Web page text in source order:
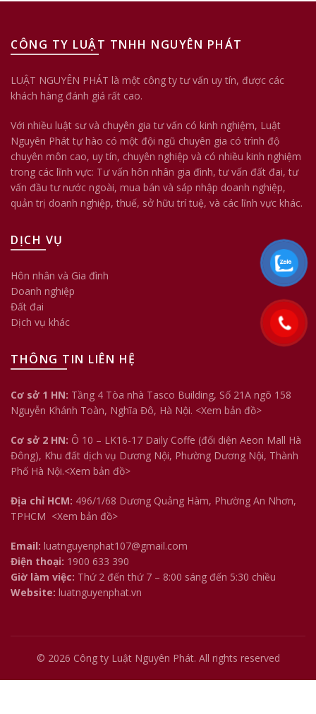
CÔNG TY LUẬT TNHH NGUYÊN PHÁT
LUẬT NGUYÊN PHÁT là một công ty tư vấn uy tín, được các
khách hàng đánh giá rất cao.
Với nhiều luật sư và chuyên gia tư vấn có kinh nghiệm, Luật
Nguyên Phát tự hào có một đội ngũ chuyên gia có trình độ
chuyên môn cao, uy tín, chuyên nghiệp và có nhiều kinh nghiệm
trong các lĩnh vực: Tư vấn hôn nhân gia đình, tư vấn đất đai, tư
vấn đầu tư nước ngoài, mua bán và sáp nhập doanh nghiệp,
quản trị doanh nghiệp, thuế, sở hữu trí tuệ, và các lĩnh vực khác.
DỊCH VỤ
Hôn nhân và Gia đình
Doanh nghiệp
Đất đai
Dịch vụ khác
THÔNG TIN LIÊN HỆ
Cơ sở 1 HN: Tầng 4 Tòa nhà Tasco Building, Số 21A ngõ 158
Nguyễn Khánh Toàn, Nghĩa Đô, Hà Nội. <Xem bản đồ>
Cơ sở 2 HN: Ô 10 – LK16-17 Daily Coffe (đối diện Aeon Mall Hà
Đông), Khu đất dịch vụ Dương Nội, Phường Dương Nội, Thành
Phố Hà Nội.<Xem bản đồ>
Địa chỉ HCM: 496/1/68 Dương Quảng Hàm, Phường An Nhơn,
TPHCM <Xem bản đồ>
Email: luatnguyenphat107@gmail.com
Điện thoại: 1900 633 390
Giờ làm việc: Thứ 2 đến thứ 7 – 8:00 sáng đến 5:30 chiều
Website: luatnguyenphat.vn
© 2026 Công ty Luật Nguyên Phát. All rights reserved